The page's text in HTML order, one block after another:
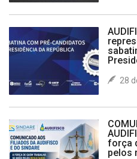
28
força
pelos